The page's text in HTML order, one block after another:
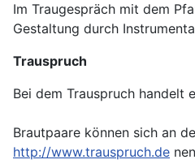
Im Traugespräch mit dem
Gestaltung durch
Trauspruch
Bei dem Trauspruch handelt
Brautpaare können sich an
http://www.trauspruch.de